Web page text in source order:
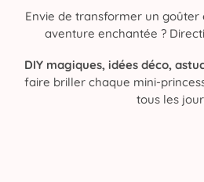
Envie de transformer un
aventure enchantée ?
DIY magiques, idées déco,
faire briller chaque mini-
tous les